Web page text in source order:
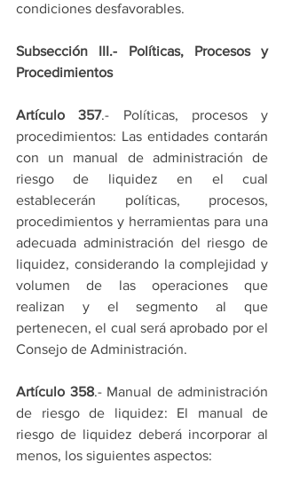
condiciones desfavorables.
Subsección III.- Políticas, Procesos y
Procedimientos
Artículo 357.- Políticas, procesos y
procedimientos: Las entidades contarán
con un manual de administración de
riesgo de liquidez en el cual
establecerán políticas, procesos,
procedimientos y herramientas para una
adecuada administración del riesgo de
liquidez, considerando la complejidad y
volumen de las operaciones que
realizan y el segmento al que
pertenecen, el cual será aprobado por el
Consejo de Administración.
Artículo 358.- Manual de administración
de riesgo de liquidez: El manual de
riesgo de liquidez deberá incorporar al
menos, los siguientes aspectos: